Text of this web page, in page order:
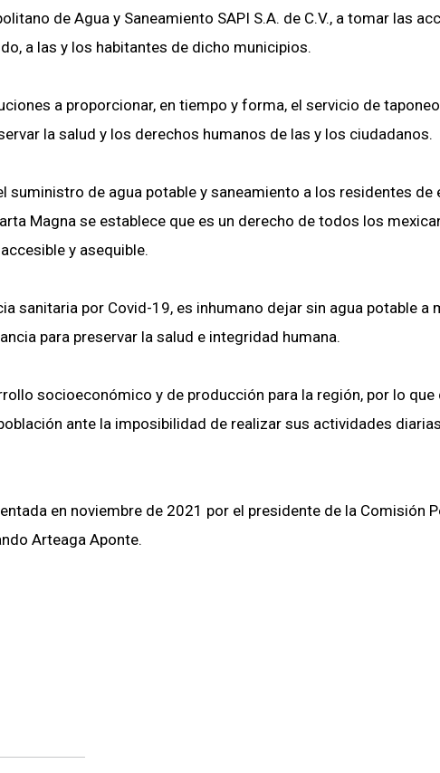
de Agua y Saneamiento SAPI S.A. de C.V., a tomar las
a las y los habitantes de dicho municipios.
a proporcionar, en tiempo y forma, el servicio de
la salud y los derechos humanos de las y los ciudadanos.
suministro de agua potable y saneamiento a los residentes de
Magna se establece que es un derecho de todos los
y asequible.
sanitaria por Covid-19, es inhumano dejar sin agua potable a
para preservar la salud e integridad humana.
socioeconómico y de producción para la región, por lo que
ante la imposibilidad de realizar sus actividades
en noviembre de 2021 por el presidente de la Comisión
Arteaga Aponte.